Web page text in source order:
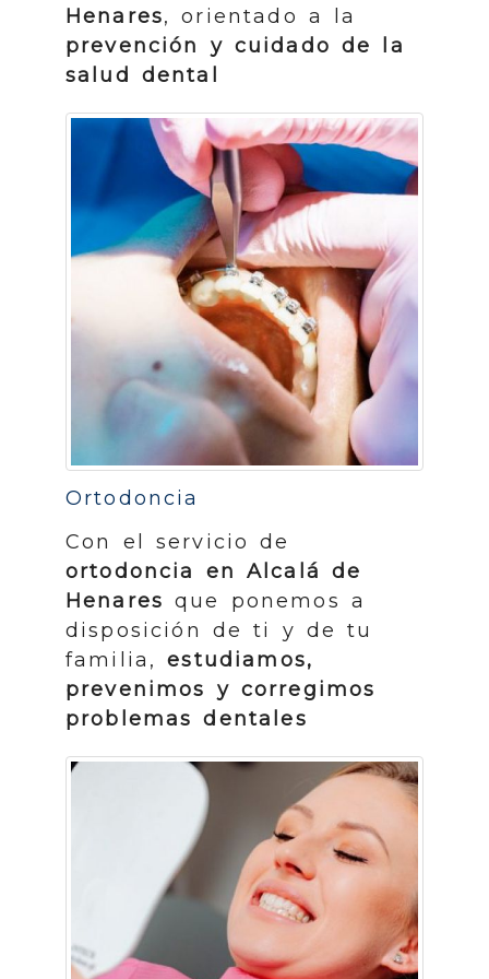
Henares, orientado a la
prevención y cuidado de la
salud dental
Ortodoncia
Con el servicio de
ortodoncia en Alcalá de
Henares que ponemos a
disposición de ti y de tu
familia,estudiamos,
prevenimos y corregimos
problemas dentales